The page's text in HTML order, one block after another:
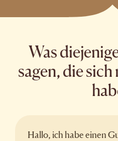
Was
sagen, die
Hallo, ich habe einen